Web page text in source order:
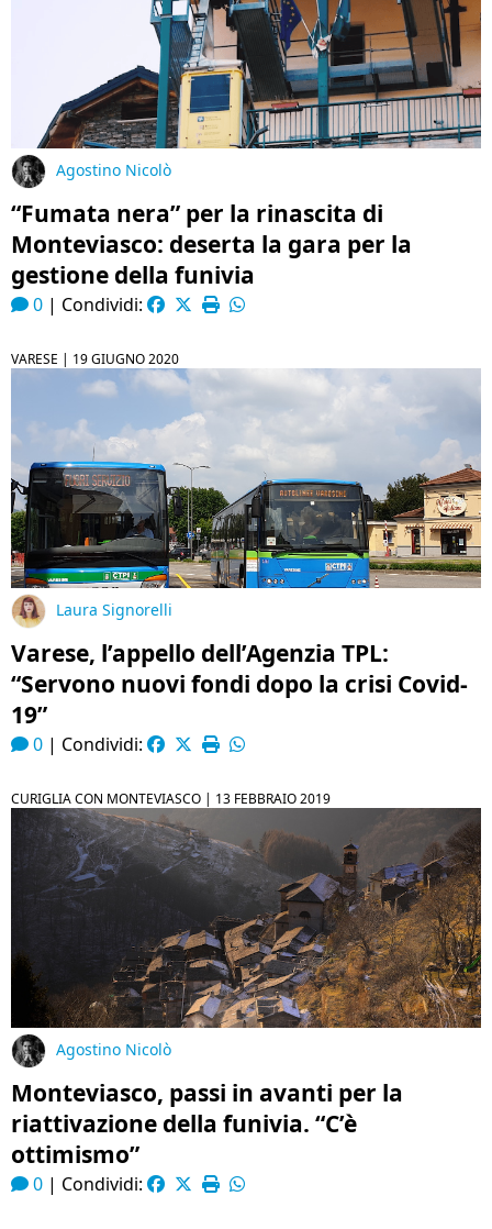
Agostino Nicolò
“Fumata nera” per la rinascita di
Monteviasco: deserta la gara per la
gestione della funivia
0 | Condividi:
VARESE | 19 GIUGNO 2020
Laura Signorelli
Varese, l’appello dell’Agenzia TPL:
“Servono nuovi fondi dopo la crisi Covid-
19”
0 | Condividi:
CURIGLIA CON MONTEVIASCO | 13 FEBBRAIO 2019
Agostino Nicolò
Monteviasco, passi in avanti per la
riattivazione della funivia. “C’è
ottimismo”
0 | Condividi: